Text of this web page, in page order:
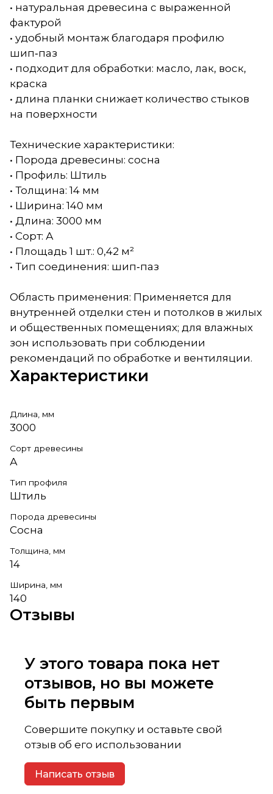
• натуральная древесина с выраженной
фактурой
• удобный монтаж благодаря профилю
шип‑паз
• подходит для обработки: масло, лак, воск,
краска
• длина планки снижает количество стыков
на поверхности
Технические характеристики:
• Порода древесины: сосна
• Профиль: Штиль
• Толщина: 14 мм
• Ширина: 140 мм
• Длина: 3000 мм
• Сорт: А
• Площадь 1 шт.: 0,42 м²
• Тип соединения: шип‑паз
Область применения: Применяется для
внутренней отделки стен и потолков в жилых
и общественных помещениях; для влажных
зон использовать при соблюдении
рекомендаций по обработке и вентиляции.
Характеристики
Длина, мм
3000
Сорт древесины
А
Тип профиля
Штиль
Порода древесины
Сосна
Толщина, мм
14
Ширина, мм
140
Отзывы
У этого товара пока нет
отзывов, но вы можете
быть первым
Совершите покупку и оставьте свой
отзыв об его использовании
Написать отзыв